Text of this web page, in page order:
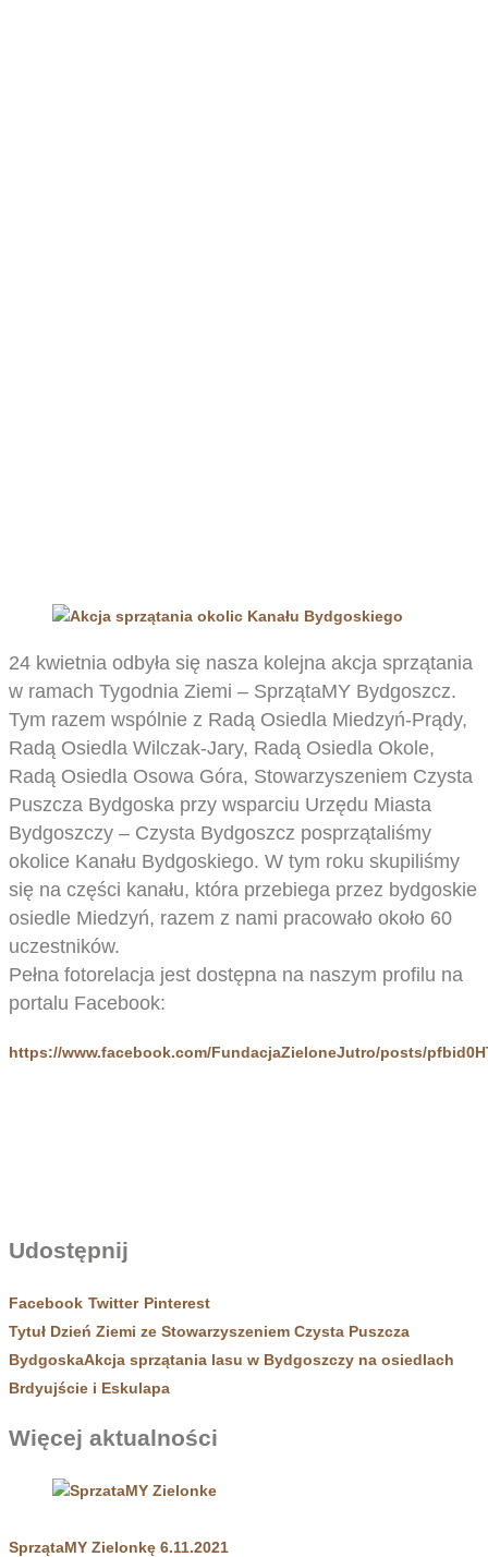
24 kwietnia odbyła się nasza kolejna akcja sprzątania
w ramach Tygodnia Ziemi – SprzątaMY Bydgoszcz.
Tym razem wspólnie z Radą Osiedla Miedzyń-Prądy,
Radą Osiedla Wilczak-Jary, Radą Osiedla Okole,
Radą Osiedla Osowa Góra, Stowarzyszeniem Czysta
Puszcza Bydgoska przy wsparciu Urzędu Miasta
Bydgoszczy – Czysta Bydgoszcz posprzątaliśmy
okolice Kanału Bydgoskiego. W tym roku skupiliśmy
się na części kanału, która przebiega przez bydgoskie
osiedle Miedzyń, razem z nami pracowało około 60
uczestników.
Pełna fotorelacja jest dostępna na naszym profilu na
portalu Facebook:
https://www.facebook.com/FundacjaZieloneJutro/posts/
Udostępnij
Facebook Twitter Pinterest
Tytuł Dzień Ziemi ze Stowarzyszeniem Czysta Puszcza
BydgoskaAkcja sprzątania lasu w Bydgoszczy na osiedlach
Brdyujście i Eskulapa
Więcej aktualności
SprzątaMY Zielonkę 6.11.2021